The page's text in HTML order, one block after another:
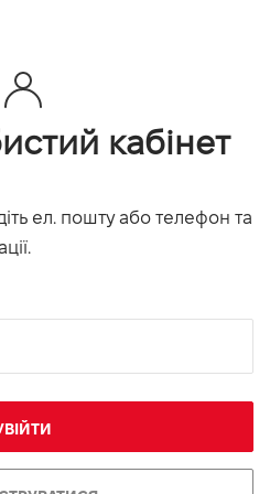
кабінет
ел. пошту або телефон та